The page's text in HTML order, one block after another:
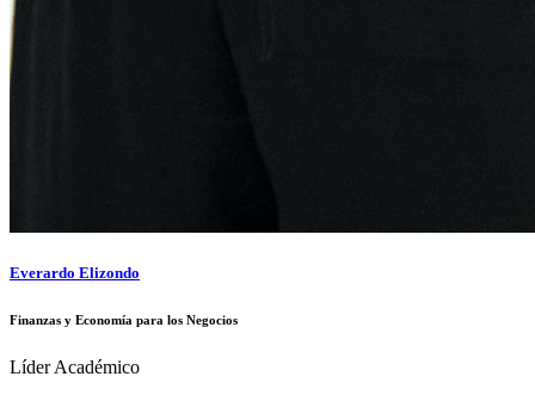
Everardo Elizondo
Finanzas y Economía para los Negocios
Líder Académico